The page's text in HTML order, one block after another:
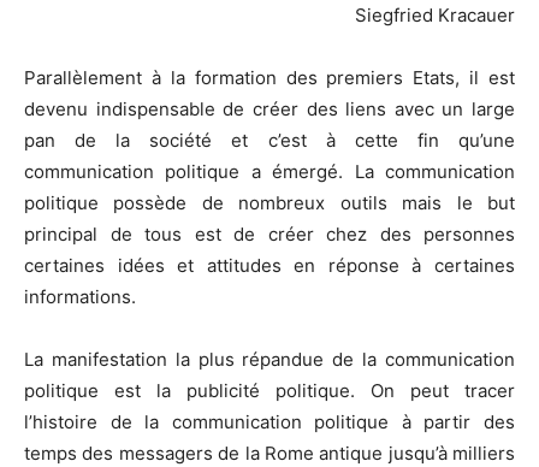
Siegfried Kracauer
Parallèlement à la formation des premiers Etats, il est
devenu indispensable de créer des liens avec un large
pan de la société et c’est à cette fin qu’une
communication politique a émergé. La communication
politique possède de nombreux outils mais le but
principal de tous est de créer chez des personnes
certaines idées et attitudes en réponse à certaines
informations.
La manifestation la plus répandue de la communication
politique est la publicité politique. On peut tracer
l’histoire de la communication politique à partir des
temps des messagers de la Rome antique jusqu’à milliers